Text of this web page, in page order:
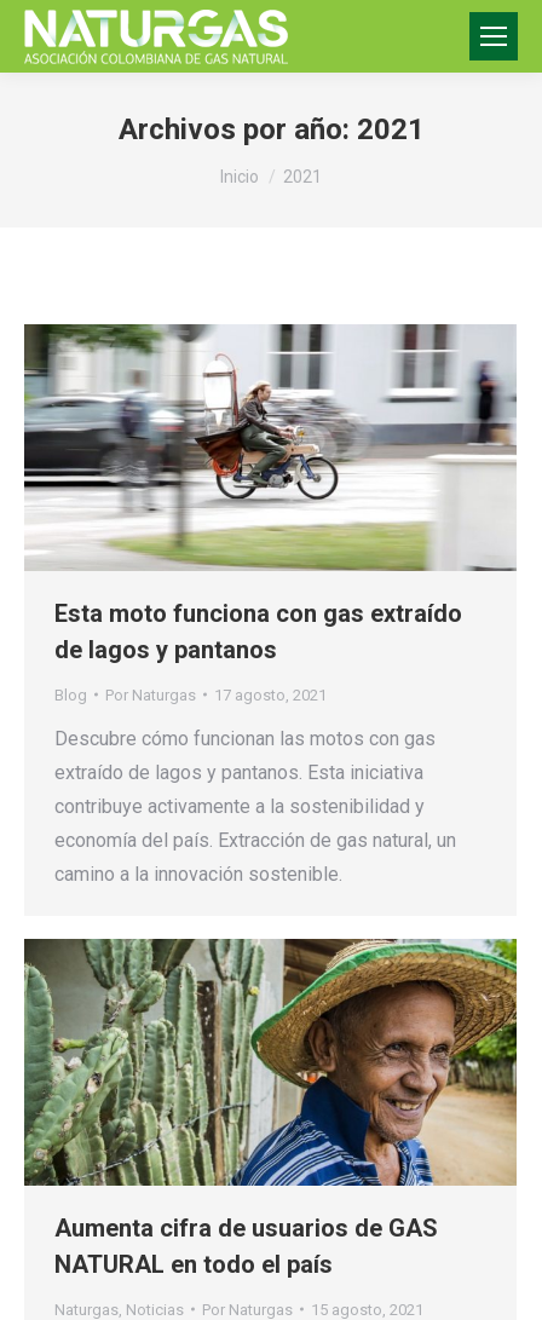
Archivos por año: 2021
Estás aquí:
Inicio 2021
Esta moto funciona con gas extraído
de lagos y pantanos
Blog Por Naturgas 17 agosto, 2021
Descubre cómo funcionan las motos con gas
extraído de lagos y pantanos. Esta iniciativa
contribuye activamente a la sostenibilidad y
economía del país. Extracción de gas natural, un
camino a la innovación sostenible.
Aumenta cifra de usuarios de GAS
NATURAL en todo el país
Naturgas Noticias Por Naturgas 15 agosto, 2021